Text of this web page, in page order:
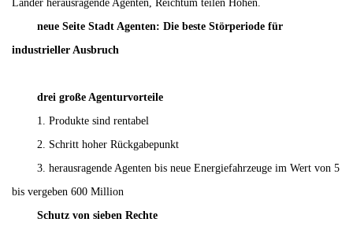
Länder herausragende Agenten, Reichtum teilen Höhen.
neue Seite Stadt Agenten: Die beste Störperiode für
industrieller Ausbruch
drei große Agenturvorteile
1. Produkte sind rentabel
2. Schritt hoher Rückgabepunkt
3. herausragende Agenten bis neue Energiefahrzeuge im Wert von 5
bis vergeben 600 Million
Schutz von sieben Rechte